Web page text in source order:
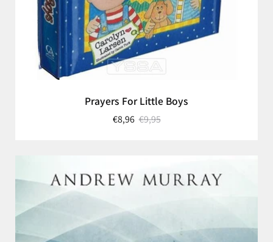
Prayers For Little Boys
€8,96 €9,95